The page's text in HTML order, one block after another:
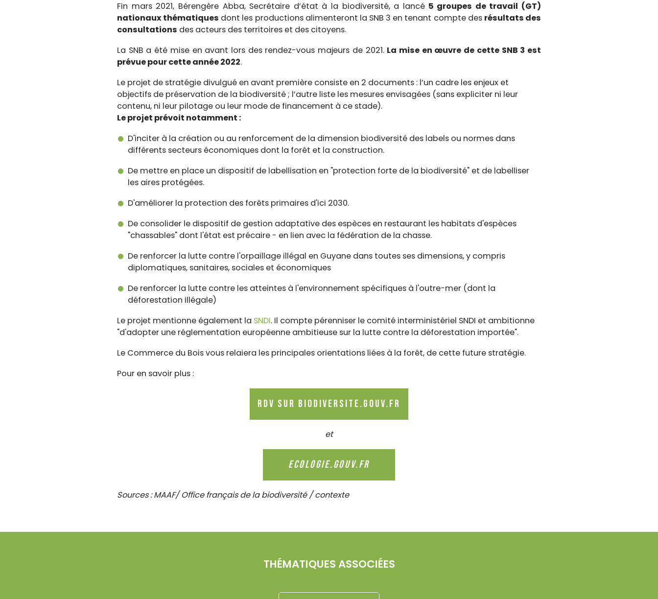
Fin mars 2021, Bérengère Abba, Secrétaire d’état à la biodiversité, a lancé5 groupes de travail (GT)
nationaux thématiques dont les productions alimenteront la SNB 3 en tenant compte des résultats des
consultations des acteurs des territoires et des citoyens.
La SNB a été mise en avant lors des rendez-vous majeurs de 2021. La mise en œuvre de cette SNB 3 est
prévue pour cette année 2022.
Le projet de stratégie divulgué en avant première consiste en 2 documents : l’un cadre les enjeux et
objectifs de préservation de la biodiversité ; l’autre liste les mesures envisagées (sans expliciter ni leur
contenu, ni leur pilotage ou leur mode de financement à ce stade).
Le projet prévoit notamment :
D'inciter à la création ou au renforcement de la dimension biodiversité des labels ou normes dans
différents secteurs économiques dont la forêt et la construction.
De mettre en place un dispositif de labellisation en "protection forte de la biodiversité" et de labelliser
les aires protégées.
D'améliorer la protection des forêts primaires d'ici 2030.
De consolider le dispositif de gestion adaptative des espèces en restaurant les habitats d'espèces
"chassables" dont l'état est précaire - en lien avec la fédération de la chasse.
De renforcer la lutte contre l'orpaillage illégal en Guyane dans toutes ses dimensions, y compris
diplomatiques, sanitaires, sociales et économiques
De renforcer la lutte contre les atteintes à l'environnement spécifiques à l'outre-mer (dont la
déforestation illégale)
Le projet mentionne également la SNDI. Il compte pérenniser le comité interministériel SNDI et ambitionne
"d'adopter une réglementation européenne ambitieuse sur la lutte contre la déforestation importée".
Le Commerce du Bois vous relaiera les principales orientations liées à la forêt, de cette future stratégie.
Pour en savoir plus :
RDV sur biodiversite.gouv.fr
et
ecologie.gouv.fr
Sources : MAAF/ Office français de la biodiversité / contexte
THÉMATIQUES ASSOCIÉES